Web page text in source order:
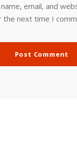
email, and
next time I